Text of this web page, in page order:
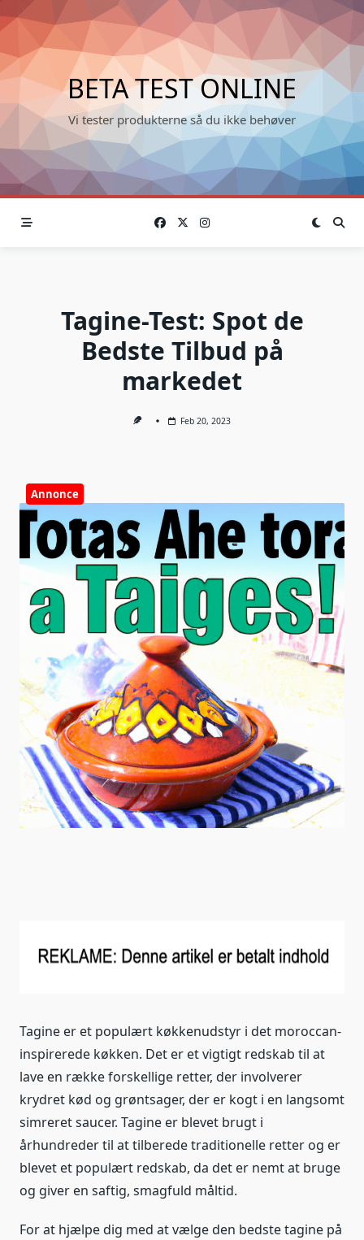
Skip
to
content
BETA TEST ONLINE
Vi tester produkterne så du ikke behøver
Tagine-Test: Spot de
Bedste Tilbud på
markedet
Feb 20, 2023
Annonce
Tagine er et populært køkkenudstyr i det moroccan-
inspirerede køkken. Det er et vigtigt redskab til at
lave en række forskellige retter, der involverer
krydret kød og grøntsager, der er kogt i en langsomt
simreret saucer. Tagine er blevet brugt i
århundreder til at tilberede traditionelle retter og er
blevet et populært redskab, da det er nemt at bruge
og giver en saftig, smagfuld måltid.
For at hjælpe dig med at vælge den bedste tagine på